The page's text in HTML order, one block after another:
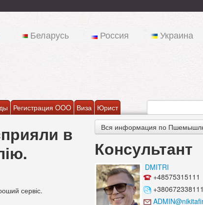
Беларусь Россия Украина
Регистрация OOO Виза Юрист
в
сервіс.
Вся информация по
Консультант
DMITRI
+48575315111
+380672338111